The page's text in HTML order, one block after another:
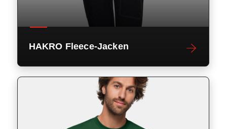
HAKRO Fleece-Jacken